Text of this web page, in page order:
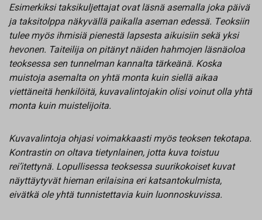
Esimerkiksi taksikuljettajat ovat läsnä asemalla joka päivä
ja taksitolppa näkyvällä paikalla aseman edessä. Teoksiin
tulee myös ihmisiä pienestä lapsesta aikuisiin sekä yksi
hevonen. Taiteilija on pitänyt näiden hahmojen läsnäoloa
teoksessa sen tunnelman kannalta tärkeänä. Koska
muistoja asemalta on yhtä monta kuin siellä aikaa
viettäneitä henkilöitä, kuvavalintojakin olisi voinut olla yhtä
monta kuin muistelijoita.
Kuvavalintoja ohjasi voimakkaasti myös teoksen tekotapa.
Kontrastin on oltava tietynlainen, jotta kuva toistuu
rei’itettynä. Lopullisessa teoksessa suurikokoiset kuvat
näyttäytyvät hieman erilaisina eri katsantokulmista,
eivätkä ole yhtä tunnistettavia kuin luonnoskuvissa.